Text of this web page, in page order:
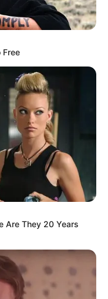
Free
Are They 20 Years